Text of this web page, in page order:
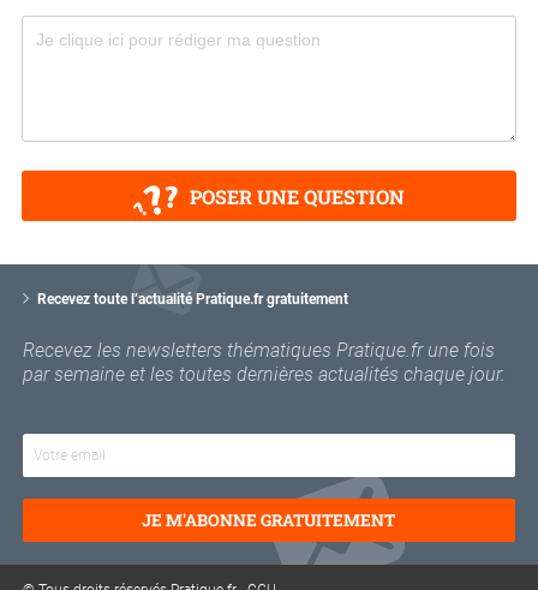
POSER UNE QUESTION
Recevez toute l’actualité Pratique.fr gratuitement
Recevez les newsletters thématiques Pratique.fr une fois
par semaine et les toutes dernières actualités chaque jour.
o
r
e
e
JE M'ABONNE GRATUITEMENT